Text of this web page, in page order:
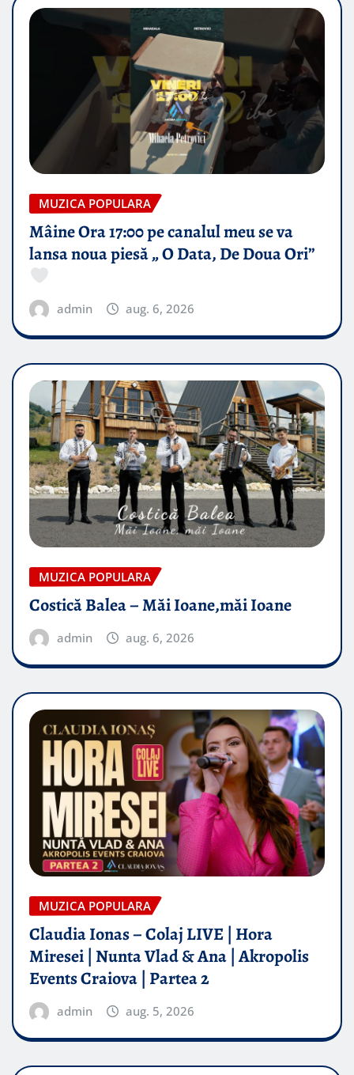
MUZICA POPULARA
Mâine Ora 17:00 pe canalul meu se va
lansa noua piesă „ O Data, De Doua Ori”
admin aug. 6, 2026
MUZICA POPULARA
Costică Balea – Măi Ioane,măi Ioane
admin aug. 6, 2026
MUZICA POPULARA
Claudia Ionas – Colaj LIVE | Hora
Miresei | Nunta Vlad & Ana | Akropolis
Events Craiova | Partea 2
admin aug. 5, 2026